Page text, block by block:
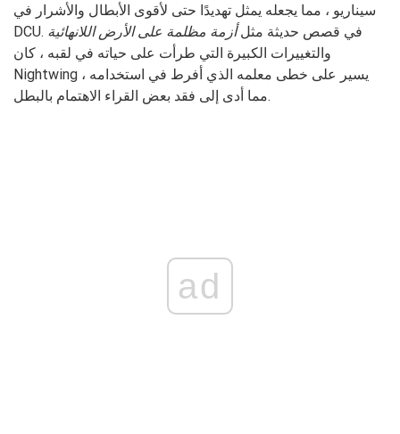
سيناريو ، مما يجعله يمثل تهديدًا حتى لأقوى الأبطال والأشرار في
DCU. في قصص حديثة مثلأزمة مظلمة على الأرض اللانهائية
والتغييرات الكبيرة التي طرأت على حياته في لقبه ، كان
Nightwing يسير على خطى معلمه الذي أفرط في استخدامه ،
مما أدى إلى فقد بعض القراء الاهتمام بالبطل.
ad